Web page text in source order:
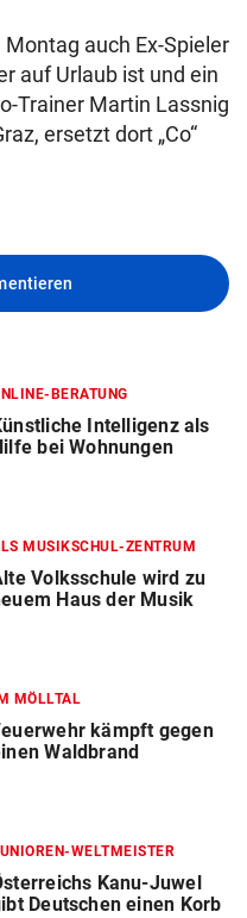
auch Ex-Spieler
auf Urlaub ist und ein
Trainer Martin Lassnig
ersetzt dort „Co“
BERATUNG
Intelligenz als
bei Wohnungen
MUSIKSCHUL-ZENTRUM
Volksschule wird zu
Haus der Musik
IM MÖLLTAL
kämpft gegen
Waldbrand
WELTMEISTER
Kanu-Juwel
Deutschen einen Korb